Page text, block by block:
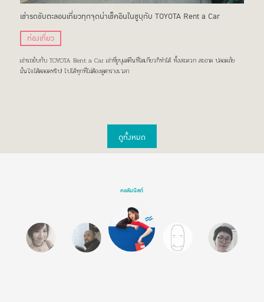
เช่ารถขับตะลอนเที่ยวทุกจุดน่าเช็คอินในชูบุกับ TOYOTA Rent a Car
ท่องเที่ยว
เช่ารถขับกับ TOYOTA Rent a Car เช่าที่ชูบุแต่คืนที่โตเกียวก็ทำได้ ทั้งสะดวก สะอาด ปลอดภัย
มั่นใจได้ตลอดทริป! ไปได้ทุกที่ไม่ต้องดูตารางเวลา
ดูทั้งหมด
คอลัมนิสต์